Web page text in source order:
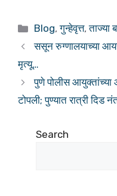
c
e
o
o
at
s
p
p
Blog,गुन्हेवृत्त,ताज्या
ससून रुग्णालयाच्या
मृत्यू…
पुणे पोलीस आयुक्तांच्या
टोपली; पुण्यात रात्री दिड
Search